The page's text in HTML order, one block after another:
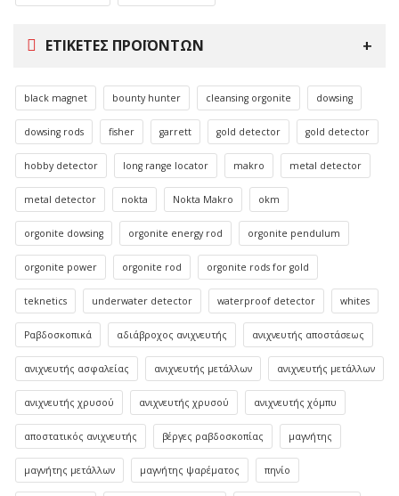
ΕΤΙΚΈΤΕΣ ΠΡΟΪΌΝΤΩΝ
black magnet bounty hunter cleansing orgonite dowsing
dowsing rods fisher garrett gold detector gold detector
hobby detector long range locator makro metal detector
metal detector nokta Nokta Makro okm
orgonite dowsing orgonite energy rod orgonite pendulum
orgonite power orgonite rod orgonite rods for gold
teknetics underwater detector waterproof detector whites
Ραβδοσκοπικά αδιάβροχος ανιχνευτής ανιχνευτής αποστάσεως
ανιχνευτής ασφαλείας ανιχνευτής μετάλλων ανιχνευτής μετάλλων
ανιχνευτής χρυσού ανιχνευτής χρυσού ανιχνευτής χόμπυ
αποστατικός ανιχνευτής βέργες ραβδοσκοπίας μαγνήτης
μαγνήτης μετάλλων μαγνήτης ψαρέματος πηνίο